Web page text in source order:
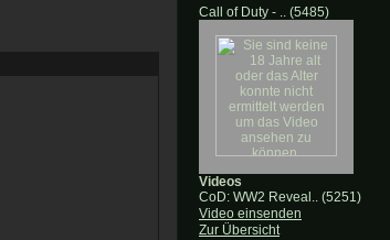
Call of Duty - .. (5485)
Videos
CoD: WW2 Reveal.. (5251)
Video einsenden
Zur Übersicht